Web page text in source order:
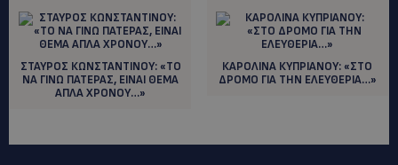
ΣΤΑΥΡΟΣ ΚΩΝΣΤΑΝΤΙΝΟΥ: «ΤΟ
ΝΑ ΓΙΝΩ ΠΑΤΕΡΑΣ, ΕΙΝΑΙ ΘΕΜΑ
ΑΠΛΑ ΧΡΟΝΟΥ…»
ΚΑΡΟΛΙΝΑ ΚΥΠΡΙΑΝΟΥ: «ΣΤΟ
ΔΡΟΜΟ ΓΙΑ ΤΗΝ ΕΛΕΥΘΕΡΙΑ…»